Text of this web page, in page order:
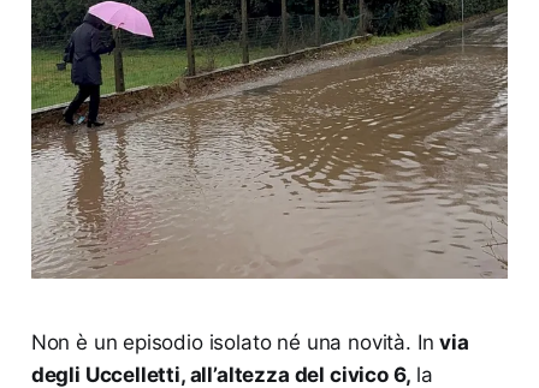
Non è un episodio isolato né una novità. Invia
degli Uccelletti, all’altezza del civico 6, la